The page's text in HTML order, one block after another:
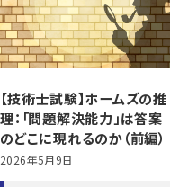
【技術士試験】ホームズの推
理：「問題解決能力」は答案
のどこに現れるのか（前編）
2026年5月9日